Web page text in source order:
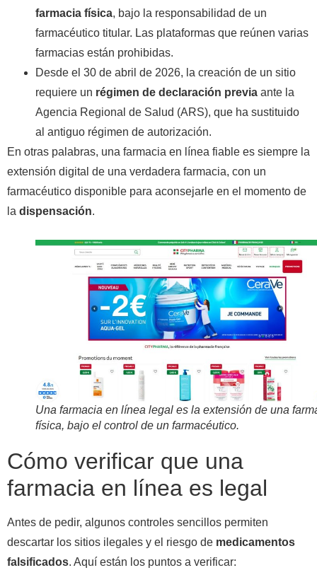
farmacia física, bajo la responsabilidad de un
farmacéutico titular. Las plataformas que reúnen varias
farmacias están prohibidas.
Desde el 30 de abril de 2026, la creación de un sitio
requiere un régimen de declaración previa ante la
Agencia Regional de Salud (ARS), que ha sustituido
al antiguo régimen de autorización.
En otras palabras, una farmacia en línea fiable es siempre la
extensión digital de una verdadera farmacia, con un
farmacéutico disponible para aconsejarle en el momento de
la dispensación.
Una farmacia en línea legal es la extensión de una
física, bajo el control de un farmacéutico.
Cómo verificar que una
farmacia en línea es legal
Antes de pedir, algunos controles sencillos permiten
descartar los sitios ilegales y el riesgo de medicamentos
falsificados. Aquí están los puntos a verificar: